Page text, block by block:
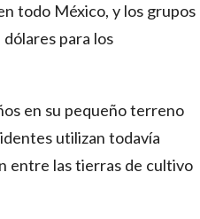
todo México, y los grupos
para los
en su pequeño terreno
utilizan todavía
entre las tierras de cultivo